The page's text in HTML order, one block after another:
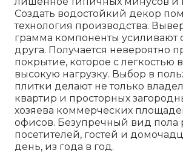
Создать водостойкий декор
технология производства.
грамма компоненты усиливают
друга. Получается невероятно
покрытие, которое с легкостью
высокую нагрузку. Выбор в
плитки делают не только
квартир и просторных
хозяева коммерческих
офисов. Безупречный вид пола
посетителей, гостей и
день, из года в год.